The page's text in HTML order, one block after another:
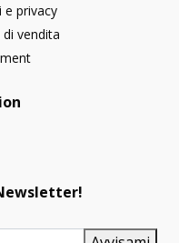
e privacy
vendita